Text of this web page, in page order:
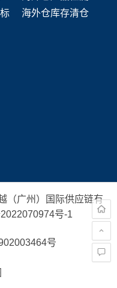
海外仓库存清仓
（广州）国际供应链有
号-1
号